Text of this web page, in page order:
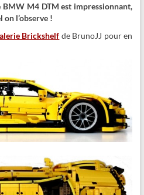
M4 DTM est impressionnant,
on l’observe !
Brickshelf de BrunoJJ pour en